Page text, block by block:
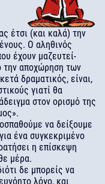
έτσι (και καλά) την
Ο αληθινός
έχουν μαζευτεί-
την αποχώρηση των
δραματικός, είναι,
γιατί θα
στον ορισμό της
να δείξουμε
ένα συγκεκριμένο
η επίσκεψη
μέρα.
δε μπορείς να
λόγο, και